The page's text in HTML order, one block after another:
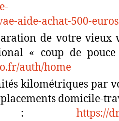
aide-achat-500-euros
de votre vieux
« coup de
auth/home
kilométriques par
domicile-
: https://